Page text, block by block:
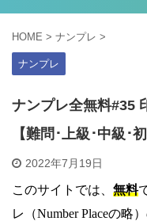
HOME > ナンプレ >
ナンプレ
ナンプレ全無料#35
【難問･上級･中級･初
2022年7月19日
このサイトでは、 無料
レ（Number Placeの略